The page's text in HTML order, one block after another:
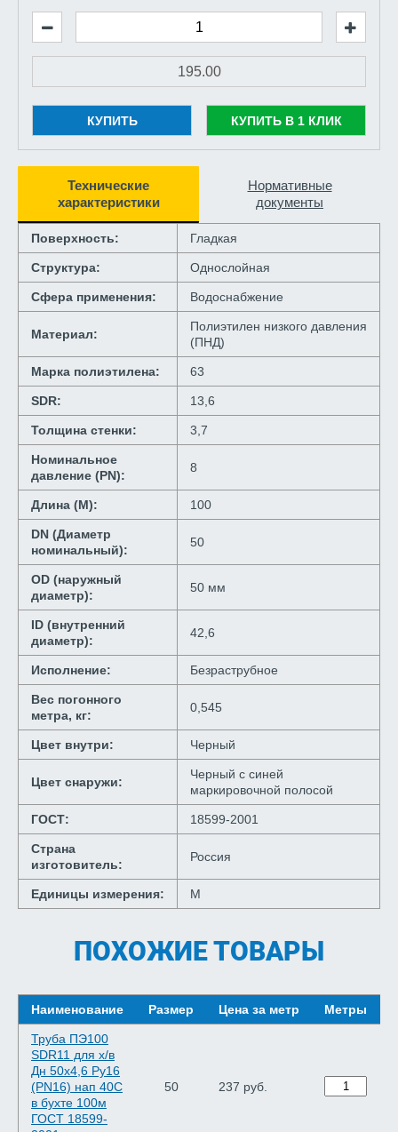
КУПИТЬ КУПИТЬ В 1 КЛИК
Технические
характеристики
Нормативные
документы
Поверхность: Гладкая
Структура: Однослойная
Сфера применения: Водоснабжение
Материал:
Полиэтилен низкого давления
(ПНД)
Марка полиэтилена: 63
SDR: 13,6
Толщина стенки: 3,7
Номинальное
давление (PN):
8
Длина (М): 100
DN (Диаметр
номинальный):
50
OD (наружный
диаметр):
50 мм
ID (внутренний
диаметр):
42,6
Исполнение: Безраструбное
Вес погонного
метра, кг:
0,545
Цвет внутри: Черный
Цвет снаружи:
Черный с синей
маркировочной полосой
ГОСТ: 18599-2001
Страна
изготовитель:
Россия
Единицы измерения: М
ПОХОЖИЕ ТОВАРЫ
Наименование Размер Цена за метр Метры
Труба ПЭ100
SDR11 для х/в
Дн 50х4,6 Ру16
(PN16) нап 40C
в бухте 100м
ГОСТ 18599-
50 237 руб.